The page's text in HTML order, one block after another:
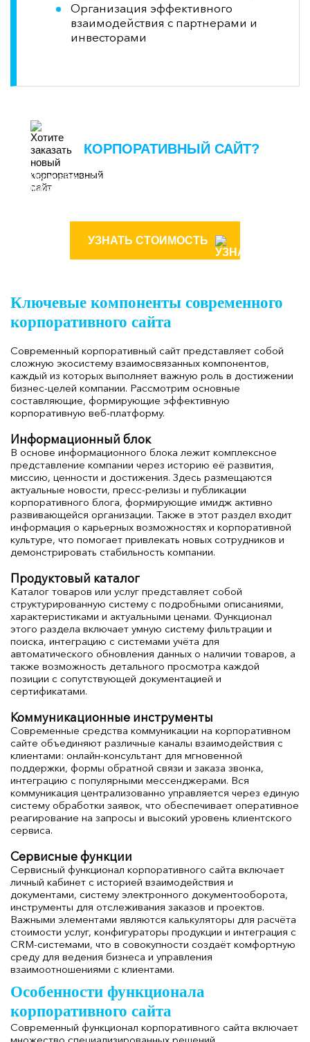
Организация эффективного
взаимодействия с партнерами и
инвесторами
КОРПОРАТИВНЫЙ САЙТ?
Обращайтесь к нам и Вы получите эффективный
маркетинговый инструмент, который выгодно презентует
УЗНАТЬ СТОИМОСТЬ
Ключевые компоненты современного
корпоративного сайта
Современный корпоративный сайт представляет собой
сложную экосистему взаимосвязанных компонентов,
каждый из которых выполняет важную роль в достижении
бизнес-целей компании. Рассмотрим основные
составляющие, формирующие эффективную
корпоративную веб-платформу.
Информационный блок
В основе информационного блока лежит комплексное
представление компании через историю её развития,
миссию, ценности и достижения. Здесь размещаются
актуальные новости, пресс-релизы и публикации
корпоративного блога, формирующие имидж активно
развивающейся организации. Также в этот раздел входит
информация о карьерных возможностях и корпоративной
культуре, что помогает привлекать новых сотрудников и
демонстрировать стабильность компании.
Продуктовый каталог
Каталог товаров или услуг представляет собой
структурированную систему с подробными описаниями,
характеристиками и актуальными ценами. Функционал
этого раздела включает умную систему фильтрации и
поиска, интеграцию с системами учёта для
автоматического обновления данных о наличии товаров, а
также возможность детального просмотра каждой
позиции с сопутствующей документацией и
сертификатами.
Коммуникационные инструменты
Современные средства коммуникации на корпоративном
сайте объединяют различные каналы взаимодействия с
клиентами: онлайн-консультант для мгновенной
поддержки, формы обратной связи и заказа звонка,
интеграцию с популярными мессенджерами. Вся
коммуникация централизованно управляется через единую
систему обработки заявок, что обеспечивает оперативное
реагирование на запросы и высокий уровень клиентского
сервиса.
Сервисные функции
Сервисный функционал корпоративного сайта включает
личный кабинет с историей взаимодействия и
документами, систему электронного документооборота,
инструменты для отслеживания заказов и проектов.
Важными элементами являются калькуляторы для расчёта
стоимости услуг, конфигураторы продукции и интеграция с
CRM-системами, что в совокупности создаёт комфортную
среду для ведения бизнеса и управления
взаимоотношениями с клиентами.
Особенности функционала
корпоративного сайта
Современный функционал корпоративного сайта включает